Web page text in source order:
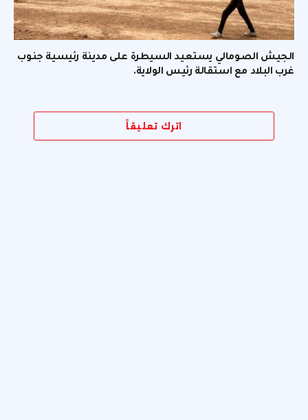
الجيش الصومالي يستعيد السيطرة على مدينة رئيسية جنوب
غرب البلاد مع استقالة رئيس الولاية.
اترك تعليقاً